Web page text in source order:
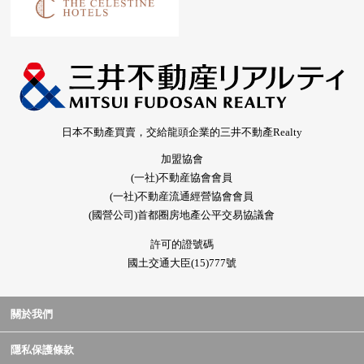
日本不動產買賣，交給龍頭企業的三井不動產Realty
加盟協會
(一社)不動産協會會員
(一社)不動産流通經營協會會員
(國營公司)首都圈房地產公平交易協議會
許可的證號碼
國土交通大臣(15)777號
關於我們
隱私保護條款